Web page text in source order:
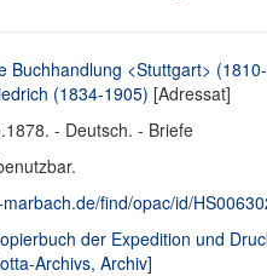
Buchhandlung <Stuttgart>
(1834-1905) [Adressat]
- Deutsch. - Briefe
find/opac/id/
der Expedition und
Archivs, Archiv]